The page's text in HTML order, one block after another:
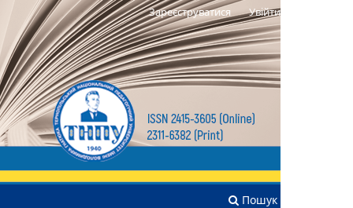
Пошук
Зареєструватися Увійти